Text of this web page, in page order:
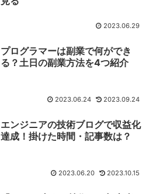
2023.06.29
プログラマーは副業で何ができ
る？土日の副業方法を4つ紹介
2023.06.24 2023.09.24
エンジニアの技術ブログで収益化
達成！掛けた時間・記事数は？
2023.06.20 2023.10.15